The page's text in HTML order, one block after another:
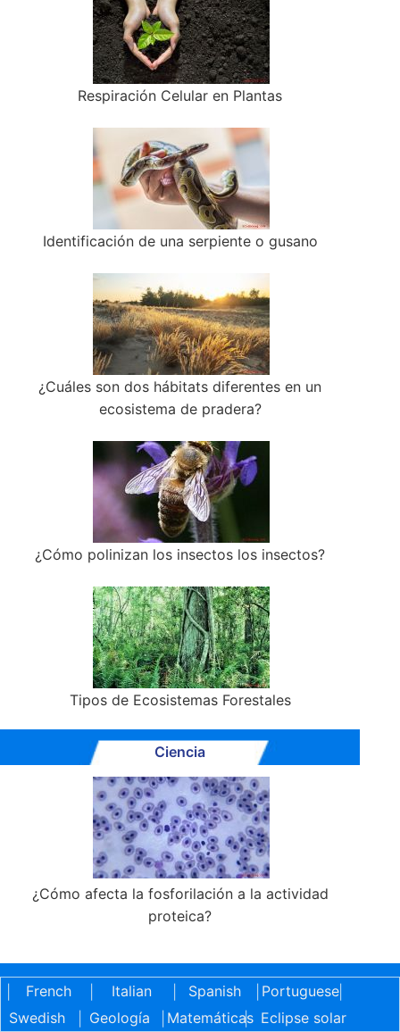
Respiración Celular en Plantas
Identificación de una serpiente o gusano
¿Cuáles son dos hábitats diferentes en un
ecosistema de pradera?
¿Cómo polinizan los insectos los insectos?
Tipos de Ecosistemas Forestales
Ciencia
¿Cómo afecta la fosforilación a la actividad
proteica?
French Italian Spanish Portuguese|
Swedish
Geología Matemáticas
| Eclipse solar